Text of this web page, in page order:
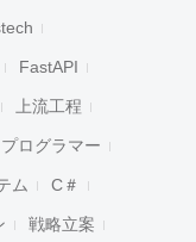
FastAPI
上流工程
プログラマー
ム C＃
戦略立案